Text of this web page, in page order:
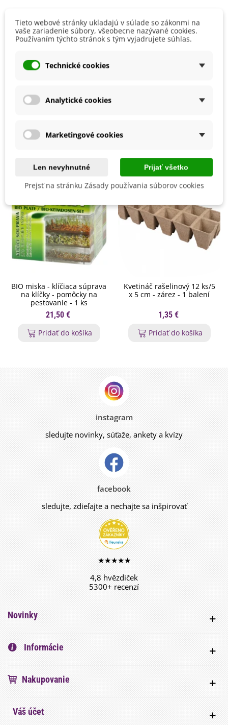
Žerucha je bohatá na vitamíny a minerálne látky. Už po 6 - 8
dňoch sú klíčky pripravené na spotrebu. Hodia sa ako
Príprava je naozaj jednoduchá!
Čítaj viac
Mohli byste ešte potrebovať
BIO miska - klíčiaca súprava
na klíčky - pomôcky na
pestovanie - 1 ks
21,50 €
Pridať do košíka
Kvetináč rašelinový 12 ks/5
x 5 cm - zárez - 1 balení
1,35 €
Pridať do košíka
instagram
sledujte novinky, súťaže, ankety a kvízy
facebook
sledujte, zdieľajte a nechajte sa inšpirovať
★★★★★
4,8 hvězdiček
5300+ recenzí
Novinky
Informácie
Nakupovanie
Váš účet
Tieto webové stránky ukladajú v súlade so zákonmi na
vaše zariadenie súbory, všeobecne nazývané cookies.
Používaním týchto stránok s tým vyjadrujete súhlas.
Technické cookies
Analytické cookies
Marketingové cookies
Len nevyhnutné Prijať všetko
Prejsť na stránku Zásady používania súborov cookies